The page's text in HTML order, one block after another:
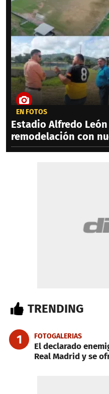
EN FOTOS
Estadio Alfredo
remodelación con
TRENDING
1 FOTOGALERIAS
El declarado
Real Madrid y se